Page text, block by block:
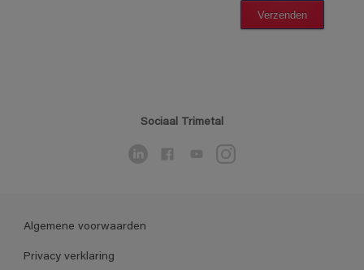
Sociaal Trimetal
Algemene voorwaarden
Privacy verklaring